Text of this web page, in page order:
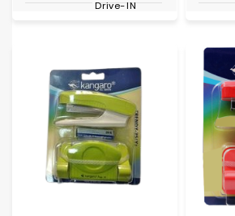
Drive-IN